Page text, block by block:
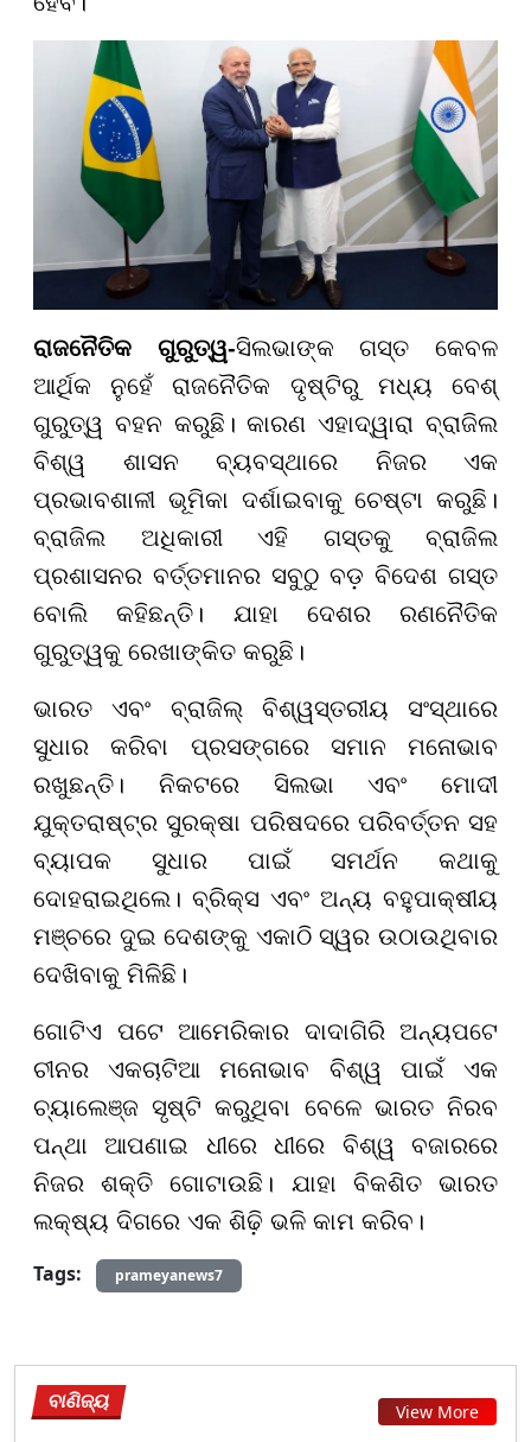
ରାଜନୈତିକ ଗୁରୁତ୍ୱ-ସିଲଭାଙ୍କ ଗସ୍ତ କେବଳ
ଆର୍ଥିକ ନୁହେଁ ରାଜନୈତିକ ଦୃଷ୍ଟିରୁ ମଧ୍ୟ ବେଶ୍
ଗୁରୁତ୍ୱ ବହନ କରୁଛି। କାରଣ ଏହାଦ୍ୱାରା ବ୍ରାଜିଲ
ବିଶ୍ୱ ଶାସନ ବ୍ୟବସ୍ଥାରେ ନିଜର ଏକ
ପ୍ରଭାବଶାଳୀ ଭୂମିକା ଦର୍ଶାଇବାକୁ ଚେଷ୍ଟା କରୁଛି।
ବ୍ରାଜିଲ ଅଧିକାରୀ ଏହି ଗସ୍ତକୁ ବ୍ରାଜିଲ
ପ୍ରଶାସନର ବର୍ତ୍ତମାନର ସବୁଠୁ ବଡ଼ ବିଦେଶ ଗସ୍ତ
ବୋଲି କହିଛନ୍ତି। ଯାହା ଦେଶର ରଣନୈତିକ
ଗୁରୁତ୍ୱକୁ ରେଖାଙ୍କିତ କରୁଛି।
ଭାରତ ଏବଂ ବ୍ରାଜିଲ୍ ବିଶ୍ୱସ୍ତରୀୟ ସଂସ୍ଥାରେ
ସୁଧାର କରିବା ପ୍ରସଙ୍ଗରେ ସମାନ ମନୋଭାବ
ରଖୁଛନ୍ତି। ନିକଟରେ ସିଲଭା ଏବଂ ମୋଦୀ
ଯୁକ୍ତରାଷ୍ଟ୍ର ସୁରକ୍ଷା ପରିଷଦରେ ପରିବର୍ତ୍ତନ ସହ
ବ୍ୟାପକ ସୁଧାର ପାଇଁ ସମର୍ଥନ କଥାକୁ
ଦୋହରାଇଥିଲେ। ବ୍ରିକ୍ସ ଏବଂ ଅନ୍ୟ ବହୁପାକ୍ଷୀୟ
ମଞ୍ଚରେ ଦୁଇ ଦେଶଙ୍କୁ ଏକାଠି ସ୍ୱର ଉଠାଉଥିବାର
ଦେଖିବାକୁ ମିଳିଛି।
ଗୋଟିଏ ପଟେ ଆମେରିକାର ଦାଦାଗିରି ଅନ୍ୟପଟେ
ଚୀନର ଏକଚାଟିଆ ମନୋଭାବ ବିଶ୍ୱ ପାଇଁ ଏକ
ଚ୍ୟାଲେଞ୍ଜ ସୃଷ୍ଟି କରୁଥିବା ବେଳେ ଭାରତ ନିରବ
ପନ୍ଥା ଆପଣାଇ ଧୀରେ ଧୀରେ ବିଶ୍ୱ ବଜାରରେ
ନିଜର ଶକ୍ତି ଗୋଟାଉଛି। ଯାହା ବିକଶିତ ଭାରତ
ଲକ୍ଷ୍ୟ ଦିଗରେ ଏକ ଶିଢ଼ି ଭଳି କାମ କରିବ।
Tags:
prameyanews7
ବାଣିଜ୍ୟ View More